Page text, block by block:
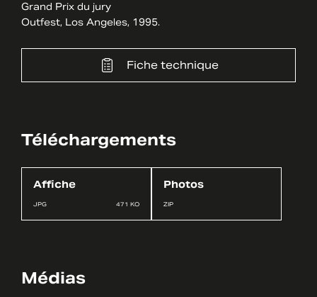
Grand Prix du jury
Outfest, Los Angeles, 1995.
Fiche technique
Téléchargements
Affiche
JPG 471 KO
Photos
ZIP
Médias